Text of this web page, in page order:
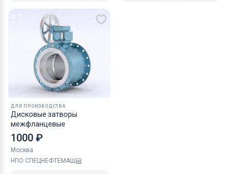
ДЛЯ ПРОИЗВОДСТВА
Дисковые затворы
межфланцевые
1000 ₽
Москва
НПО СПЕЦНЕФТЕМАШ